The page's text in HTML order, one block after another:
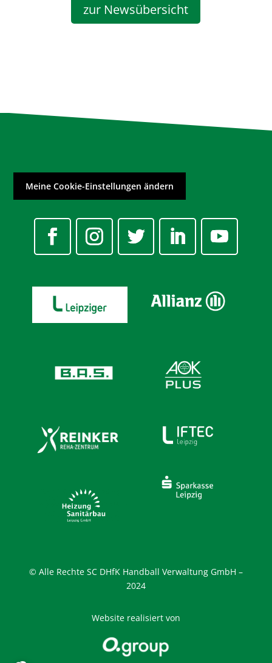
zur Newsübersicht
Meine Cookie-Einstellungen ändern
© Alle Rechte SC DHfK Handball Verwaltung GmbH –
2024
Website realisiert von